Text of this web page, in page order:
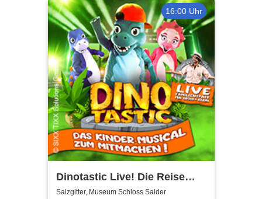
16:00 Uhr
Dinotastic Live! Die Reise
zum Feuervulkan
Salzgitter, Museum Schloss Salder